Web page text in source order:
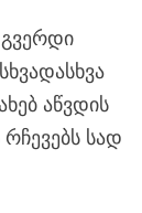
აწვდის
სად